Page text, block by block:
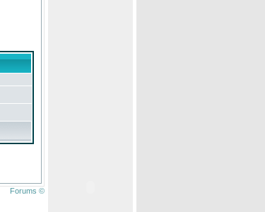
Forums ©